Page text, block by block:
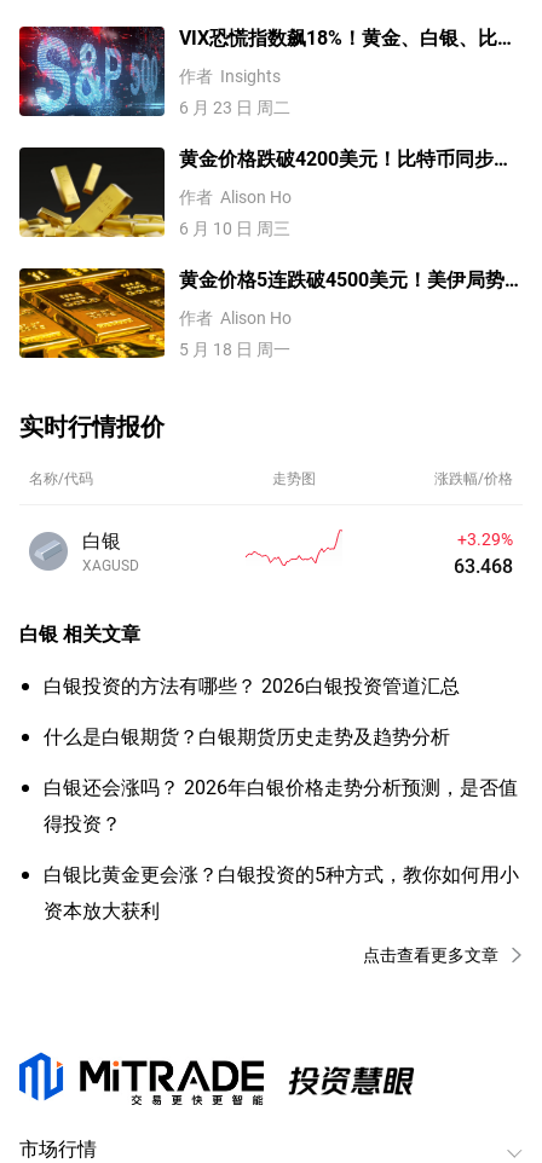
VIX恐慌指数飙18%！黄金、白银、比特
币、标普500技术分析
作者 Insights
6 月 23 日 周二
黄金价格跌破4200美元！比特币同步下
挫！流动性危机卷土重来？
作者 Alison Ho
6 月 10 日 周三
黄金价格5连跌破4500美元！美伊局势
升温推高油价，美联储2026年加息？
作者 Alison Ho
5 月 18 日 周一
实时行情报价
名称/代码 走势图 涨跌幅/价格
白银
XAGUSD
+3.29%
63.468
白银 相关文章
白银投资的方法有哪些？ 2026白银投资管道汇总
什么是白银期货？白银期货历史走势及趋势分析
白银还会涨吗？ 2026年白银价格走势分析预测，是否值
得投资？
白银比黄金更会涨？白银投资的5种方式，教你如何用小
资本放大获利
点击查看更多文章
市场行情